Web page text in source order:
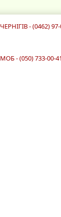
ЧЕРНІГІВ - (0462)
МОБ - (050) 733-00-